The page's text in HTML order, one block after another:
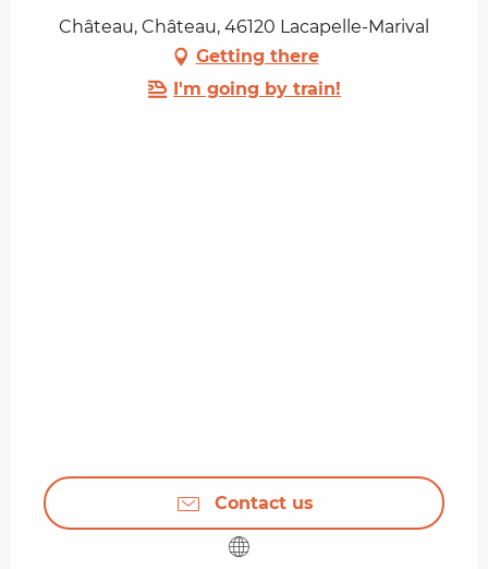
Château, Château, 46120 Lacapelle-Marival
Getting there
I'm going by train!
Contact us